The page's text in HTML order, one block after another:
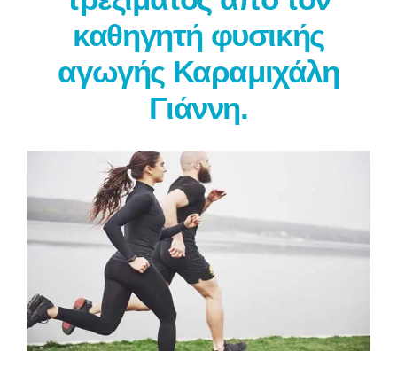
καθηγητή φυσικής
αγωγής Καραμιχάλη
Γιάννη.